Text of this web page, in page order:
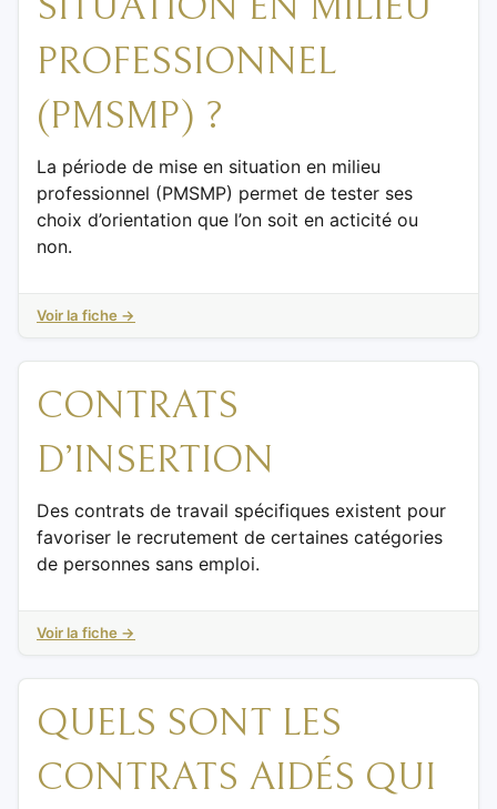
PROFESSIONNEL
(PMSMP) ?
La période de mise en situation en milieu
professionnel (PMSMP) permet de tester ses
choix d’orientation que l’on soit en acticité ou
non.
Voir la fiche →
CONTRATS
D’INSERTION
Des contrats de travail spécifiques existent pour
favoriser le recrutement de certaines catégories
de personnes sans emploi.
Voir la fiche →
QUELS SONT LES
CONTRATS AIDÉS QUI